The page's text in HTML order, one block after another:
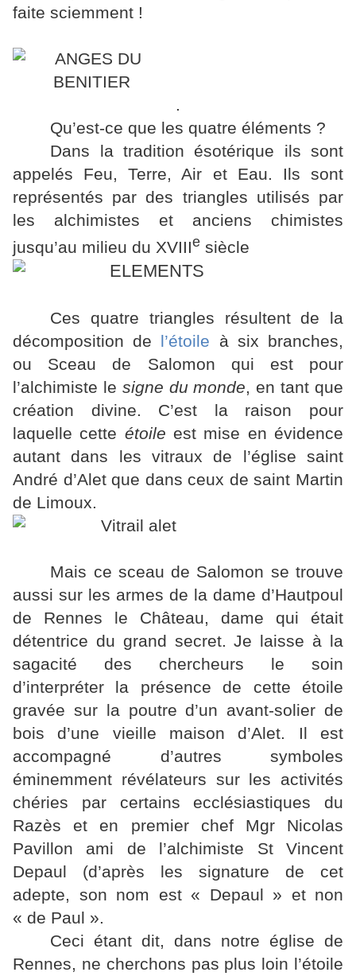
faite sciemment !
.
Qu’est-ce que les quatre éléments ?
Dans la tradition ésotérique ils sont
appelés Feu, Terre, Air et Eau. Ils sont
représentés par des triangles utilisés par
les alchimistes et anciens chimistes
jusqu’au milieu du XVIIIe siècle
Ces quatre triangles résultent de la
décomposition de l’étoile à six branches,
ou Sceau de Salomon qui est pour
l’alchimiste le signe du monde, en tant que
création divine. C’est la raison pour
laquelle cette étoile est mise en évidence
autant dans les vitraux de l’église saint
André d’Alet que dans ceux de saint Martin
de Limoux.
Mais ce sceau de Salomon se trouve
aussi sur les armes de la dame d’Hautpoul
de Rennes le Château, dame qui était
détentrice du grand secret. Je laisse à la
sagacité des chercheurs le soin
d’interpréter la présence de cette étoile
gravée sur la poutre d’un avant-solier de
bois d’une vieille maison d’Alet. Il est
accompagné d’autres symboles
éminemment révélateurs sur les activités
chéries par certains ecclésiastiques du
Razès et en premier chef Mgr Nicolas
Pavillon ami de l’alchimiste St Vincent
Depaul (d’après les signature de cet
adepte, son nom est « Depaul » et non
« de Paul ».
Ceci étant dit, dans notre église de
Rennes, ne cherchons pas plus loin l’étoile